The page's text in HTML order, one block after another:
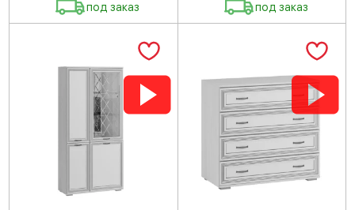
под заказ под заказ